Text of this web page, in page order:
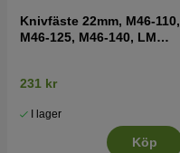
Knivfäste 22mm, M46-110,
M46-125, M46-140, LM
231 kr
I lager
Köp